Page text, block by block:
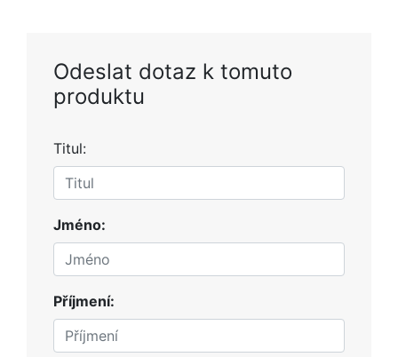
Odeslat dotaz k tomuto
produktu
Titul:
Jméno:
Příjmení: